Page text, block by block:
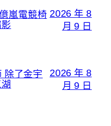
嵐電競椅 2026 年 8
月 9 日
除了金宇
2026 年 8
月 9 日